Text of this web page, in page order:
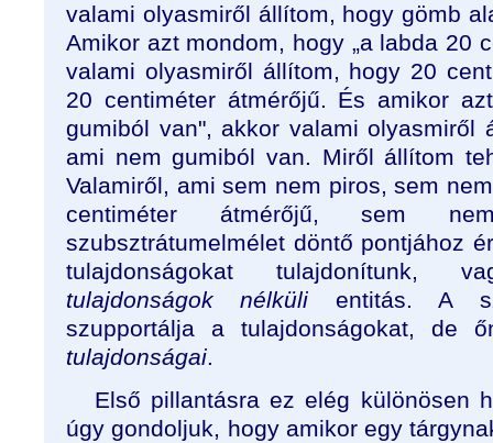
valami olyasmiről állítom, hogy gömb
Amikor azt mondom, hogy „a labda 20
valami olyasmiről állítom, hogy 20
20 centiméter átmérőjű. És amikor
gumiból van", akkor valami olyasmiről
ami nem gumiból van. Miről állítom
Valamiről, ami sem nem piros, sem
centiméter átmérőjű, sem
szubsztrátumelmélet döntő pontjához
tulajdonságokat tulajdonítunk,
tulajdonságok nélküli entitás. A
szupportálja a tulajdonságokat, de
tulajdonságai.
Első pillantásra ez elég különösen
úgy gondoljuk, hogy amikor egy